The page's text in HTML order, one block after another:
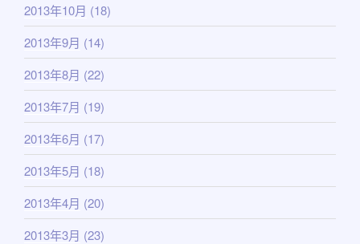
2013年10月 (18)
2013年9月 (14)
2013年8月 (22)
2013年7月 (19)
2013年6月 (17)
2013年5月 (18)
2013年4月 (20)
2013年3月 (23)